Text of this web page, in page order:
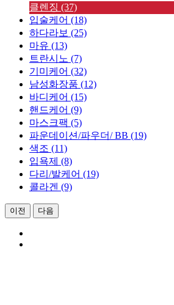
클렌징 (37)
입술케어 (18)
하다라보 (25)
마유 (13)
트란시노 (7)
기미케어 (32)
남성화장품 (12)
바디케어 (15)
핸드케어 (9)
마스크팩 (5)
파운데이션/파우더/ BB (19)
색조 (11)
입욕제 (8)
다리/발케어 (19)
콜라겐 (9)
이전 다음